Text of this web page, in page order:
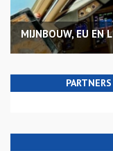
MIJNBOUW, EU EN